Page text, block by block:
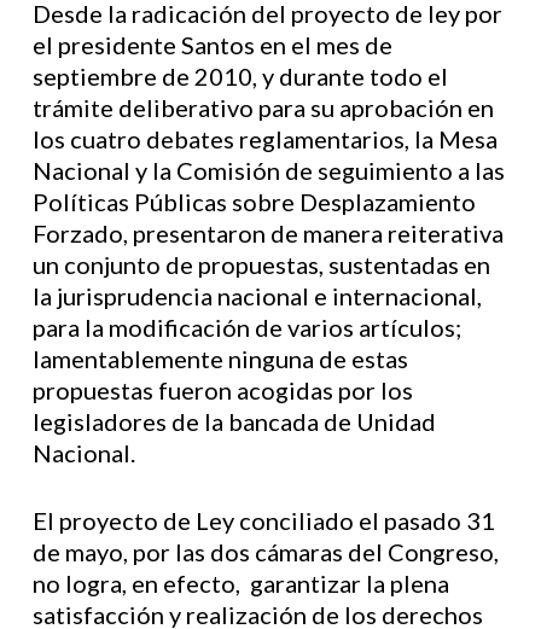
Desde la radicación del proyecto de ley por
el presidente Santos en el mes de
septiembre de 2010, y durante todo el
trámite deliberativo para su aprobación en
los cuatro debates reglamentarios, la Mesa
Nacional y la Comisión de seguimiento a las
Políticas Públicas sobre Desplazamiento
Forzado, presentaron de manera reiterativa
un conjunto de propuestas, sustentadas en
la jurisprudencia nacional e internacional,
para la modificación de varios artículos;
lamentablemente ninguna de estas
propuestas fueron acogidas por los
legisladores de la bancada de Unidad
Nacional.
El proyecto de Ley conciliado el pasado 31
de mayo, por las dos cámaras del Congreso,
no logra, en efecto, garantizar la plena
satisfacción y realización de los derechos